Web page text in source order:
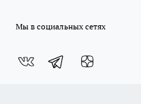
Мы в социальных сетях